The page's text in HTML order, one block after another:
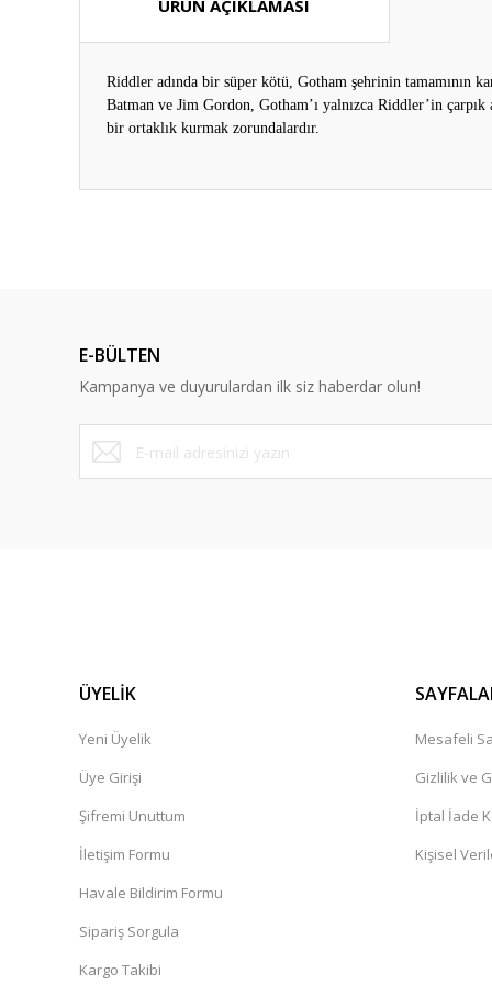
ÜRÜN AÇIKLAMASI
Riddler adında bir süper kötü, Gotham şehrinin tamamının
Batman ve Jim Gordon, Gotham’ı yalnızca Riddler’in
bir ortaklık kurmak zorundalardır.
Ürün bilgilerinde hatalar bulunuyor.
Ürün fiyatı diğer sitelerden daha pahalı.
Bu ürüne benzer farklı alternatifler olmalı.
E-BÜLTEN
Kampanya ve duyurulardan ilk siz haberdar olun!
ÜYELİK
Yeni Üyelik
Üye Girişi
Şifremi Unuttum
İletişim Formu
Havale Bildirim Formu
Sipariş Sorgula
Kargo Takibi
Mesafeli
Gizlilik ve
İptal İade
Kişisel